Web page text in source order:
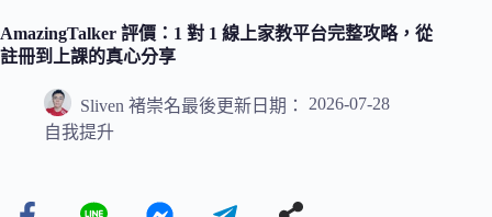
AmazingTalker 評價：1 對 1 線上家教平台完整攻略，從
註冊到上課的真心分享
Sliven 褚崇名最後更新日期：
2026-07-28
自我提升